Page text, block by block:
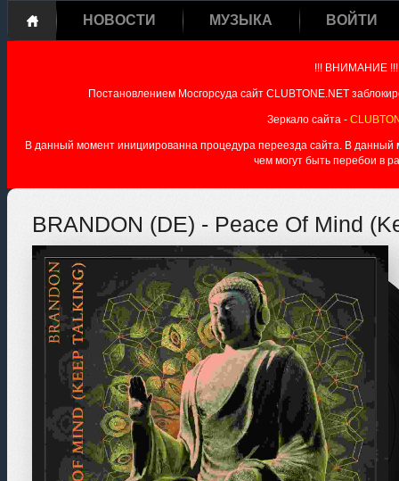
НОВОСТИ МУЗЫКА ВОЙТИ
!!! ВНИМАНИЕ !!!
Постановлением Мосгорсуда сайт CLUBTONE.NET
Зеркало сайта -
В данный момент инициированна процедура переезда сайта. В данный
чем могут быть перебои в
BRANDON (DE) - Peace Of Mind